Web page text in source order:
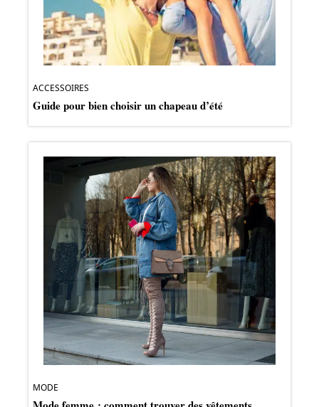
ACCESSOIRES
Guide pour bien choisir un chapeau d’été
MODE